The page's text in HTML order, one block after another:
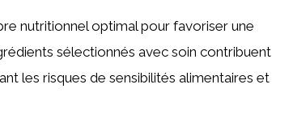
nutritionnel optimal pour favoriser une
sélectionnés avec soin contribuent
les risques de sensibilités alimentaires et